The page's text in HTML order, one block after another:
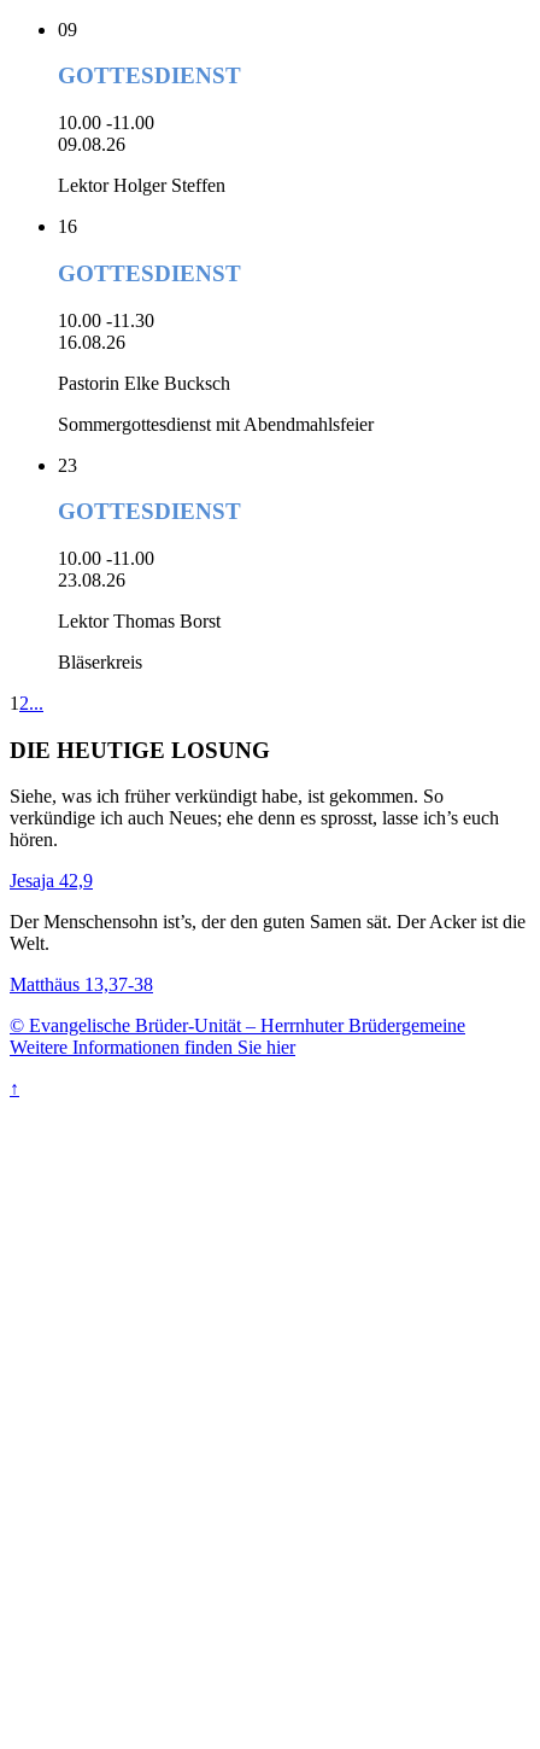
09
GOTTESDIENST
10.00 -11.00
09.08.26
Lektor Holger Steffen
16
GOTTESDIENST
10.00 -11.30
16.08.26
Pastorin Elke Bucksch
Sommergottesdienst mit Abendmahlsfeier
23
GOTTESDIENST
10.00 -11.00
23.08.26
Lektor Thomas Borst
Bläserkreis
1 2...
DIE HEUTIGE LOSUNG
Siehe, was ich früher verkündigt habe, ist gekommen. So
verkündige ich auch Neues; ehe denn es sprosst, lasse ich’s euch
hören.
Jesaja 42,9
Der Menschensohn ist’s, der den guten Samen sät. Der Acker ist die
Welt.
Matthäus 13,37-38
© Evangelische Brüder-Unität – Herrnhuter Brüdergemeine
Weitere Informationen finden Sie hier
↑